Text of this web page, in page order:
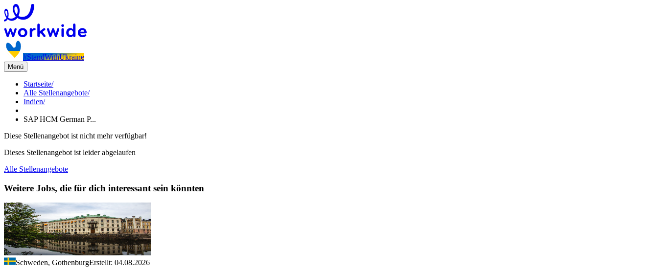
#StandWithUkraine
Menü
Startseite/
Alle Stellenangebote/
Indien/
SAP HCM German P...
Diese Stellenangebot ist nicht mehr verfügbar!
Dieses Stellenangebot ist leider abgelaufen
Alle Stellenangebote
Weitere Jobs, die für dich interessant sein könnten
Schweden, GothenburgErstellt: 04.08.2026